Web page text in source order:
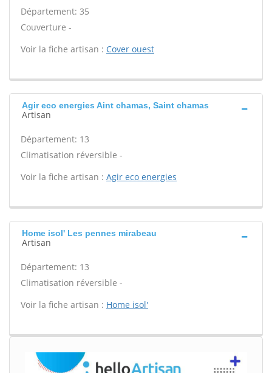
Département: 35
Couverture -
Voir la fiche artisan : Cover ouest
Agir eco energies Aint chamas, Saint chamas
Artisan
Département: 13
Climatisation réversible -
Voir la fiche artisan : Agir eco energies
Home isol' Les pennes mirabeau
Artisan
Département: 13
Climatisation réversible -
Voir la fiche artisan : Home isol'